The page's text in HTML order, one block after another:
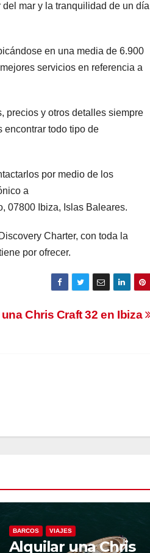
mar y la tranquilidad de un día
en una media de 6.900
servicios en referencia a
precios y otros detalles siempre
encontrar todo tipo de
por medio de los
a
07800 Ibiza, Islas Baleares.
Charter, con toda la
por ofrecer.
Chris Craft 32 en Ibiza
BARCOS VIAJES
Alquilar una Chris